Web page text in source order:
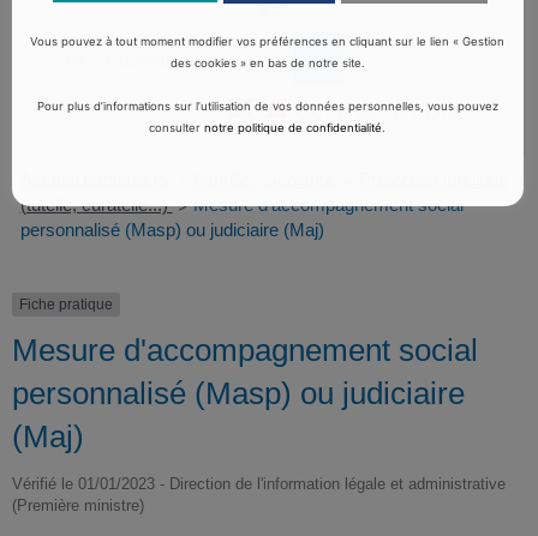
(tutelle, curatelle...)> Mesure d'accompagnement social
personnalisé (Masp) ou judiciaire (Maj)
Fiche pratique
Mesure d'accompagnement social
personnalisé (Masp) ou judiciaire
(Maj)
Vérifié le 01/01/2023 - Direction de l'information légale et administrative
(Première ministre)
Vous pouvez à tout moment modifier vos préférences en cliquant sur le lien « Gestion
des cookies » en bas de notre site.
Pour plus d’informations sur l’utilisation de vos données personnelles, vous pouvez
consulternotre politique de confidentialité